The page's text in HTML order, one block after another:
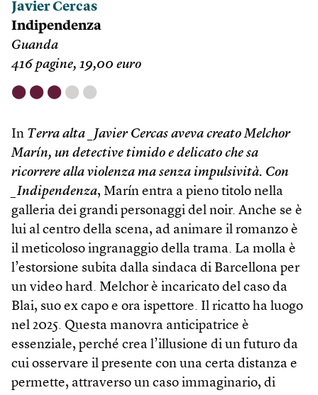
Javier Cercas
Indipendenza
Guanda
416 pagine, 19,00 euro
⬤ ⬤ ⬤ ⬤ ⬤
In Terra alta _Javier Cercas aveva creato Melchor
Marín, un detective timido e delicato che sa
ricorrere alla violenza ma senza impulsività. Con
_Indipendenza, Marín entra a pieno titolo nella
galleria dei grandi personaggi del noir. Anche se è
lui al centro della scena, ad animare il romanzo è
il meticoloso ingranaggio della trama. La molla è
l’estorsione subita dalla sindaca di Barcellona per
un video hard. Melchor è incaricato del caso da
Blai, suo ex capo e ora ispettore. Il ricatto ha luogo
nel 2025. Questa manovra anticipatrice è
essenziale, perché crea l’illusione di un futuro da
cui osservare il presente con una certa distanza e
permette, attraverso un caso immaginario, di